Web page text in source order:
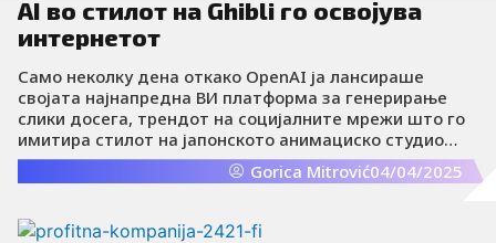
AI во стилот на Ghibli го освојува
интернетот
Само неколку дена откако OpenAI ја лансираше
својата најнапредна ВИ платформа за генерирање
слики досега, трендот на социјалните мрежи што го
имитира стилот на јапонското анимациско студио
Studio Ghibli ја покажува и моќта на оваа технологија и
загриженоста околу авторските права.
Gorica Mitrović04/04/2025